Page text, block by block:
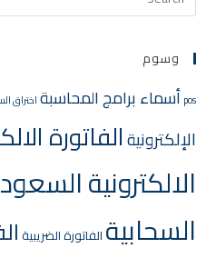
وسوم
pos أسماء برامج المحاسبة اختراق
الإلكترونيةالفاتورة
الالكترونية
السحابية الفاتورة الضريبية